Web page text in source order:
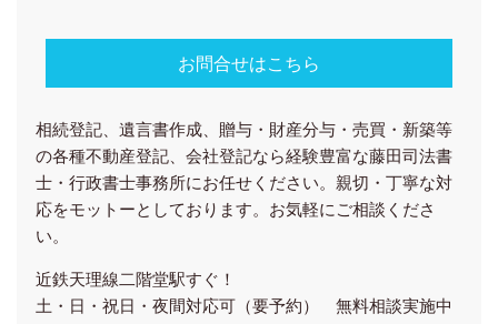
お問合せはこちら
相続登記、遺言書作成、贈与・財産分与・売買・新築等
の各種不動産登記、会社登記なら経験豊富な藤田司法書
士・行政書士事務所にお任せください。親切・丁寧な対
応をモットーとしております。お気軽にご相談くださ
い。
近鉄天理線二階堂駅すぐ！
土・日・祝日・夜間対応可（要予約） 無料相談実施中